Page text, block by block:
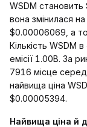
WSDM
вона змінилася
$0.00006069, а
Кількість WSDM
емісії 1.00B. За
7916 місце серед
найвища ціна
$0.00005394.
Найвища ціна й